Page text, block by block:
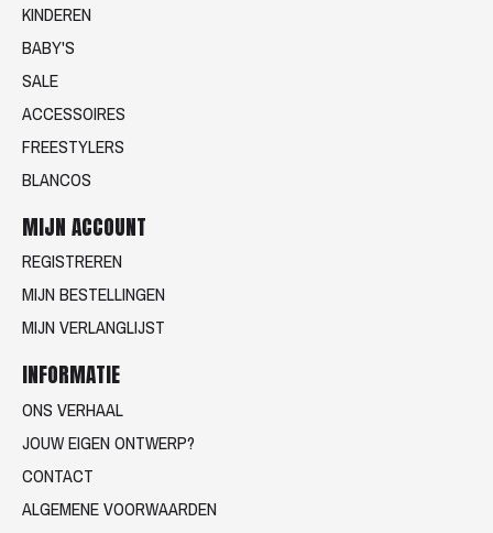
KINDEREN
BABY'S
SALE
ACCESSOIRES
FREESTYLERS
BLANCOS
MIJN ACCOUNT
REGISTREREN
MIJN BESTELLINGEN
MIJN VERLANGLIJST
INFORMATIE
ONS VERHAAL
JOUW EIGEN ONTWERP?
CONTACT
ALGEMENE VOORWAARDEN